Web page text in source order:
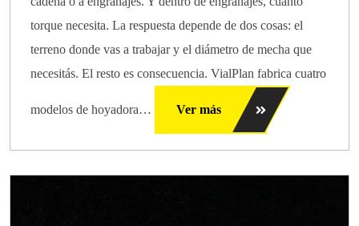
torque necesita. La respuesta depende de dos cosas: el
terreno donde vas a trabajar y el diámetro de mecha que
necesitás. El resto es consecuencia. VialPlan fabrica cuatro
modelos de hoyadora… Ver más